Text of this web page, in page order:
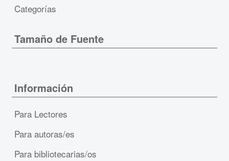
Categorías
Tamaño de Fuente
Información
Para Lectores
Para autoras/es
Para bibliotecarias/os